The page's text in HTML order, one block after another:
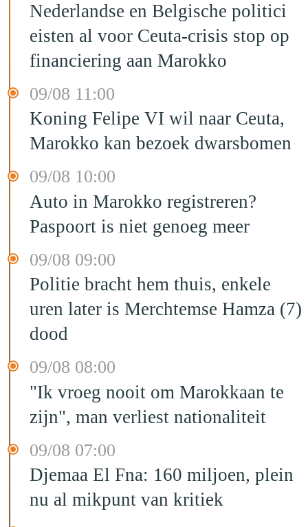
Nederlandse en Belgische politici
eisten al voor Ceuta-crisis stop op
financiering aan Marokko
09/08 11:00
Koning Felipe VI wil naar Ceuta,
Marokko kan bezoek dwarsbomen
09/08 10:00
Auto in Marokko registreren?
Paspoort is niet genoeg meer
09/08 09:00
Politie bracht hem thuis, enkele
uren later is Merchtemse Hamza (7)
dood
09/08 08:00
"Ik vroeg nooit om Marokkaan te
zijn", man verliest nationaliteit
09/08 07:00
Djemaa El Fna: 160 miljoen, plein
nu al mikpunt van kritiek